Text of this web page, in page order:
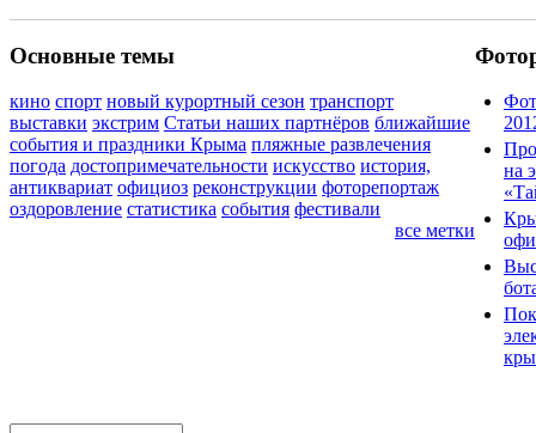
Основные темы
кино спорт новый курортный сезон транспорт
выставки экстрим Статьи наших партнёров ближайшие
события и праздники Крыма пляжные развлечения
погода достопримечательности искусство история,
антиквариат официоз реконструкции фоторепортаж
оздоровление статистика события фестивали
все метки
на